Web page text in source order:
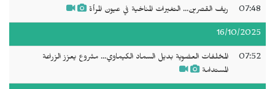
07:48 ريف القصرين... التغيرات المناخية في عيون المرأة
16/10/2025
07:52
المخلفات العضوية بديل السماد الكيماوي... مشروع يعزز الزراعة
المستدامة